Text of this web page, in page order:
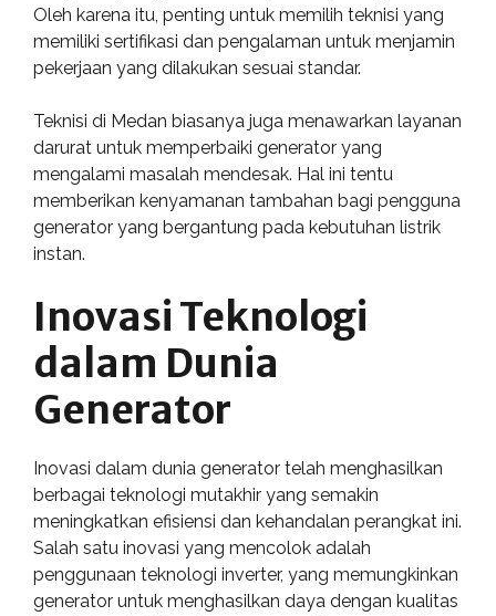
Oleh karena itu, penting untuk memilih teknisi yang
memiliki sertifikasi dan pengalaman untuk menjamin
pekerjaan yang dilakukan sesuai standar.
Teknisi di Medan biasanya juga menawarkan layanan
darurat untuk memperbaiki generator yang
mengalami masalah mendesak. Hal ini tentu
memberikan kenyamanan tambahan bagi pengguna
generator yang bergantung pada kebutuhan listrik
instan.
Inovasi Teknologi
dalam Dunia
Generator
Inovasi dalam dunia generator telah menghasilkan
berbagai teknologi mutakhir yang semakin
meningkatkan efisiensi dan kehandalan perangkat ini.
Salah satu inovasi yang mencolok adalah
penggunaan teknologi inverter, yang memungkinkan
generator untuk menghasilkan daya dengan kualitas